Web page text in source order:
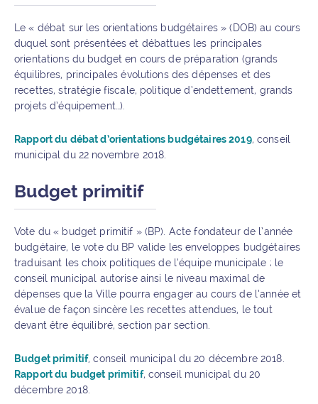
Le « débat sur les orientations budgétaires » (DOB) au cours
duquel sont présentées et débattues les principales
orientations du budget en cours de préparation (grands
équilibres, principales évolutions des dépenses et des
recettes, stratégie fiscale, politique d’endettement, grands
projets d’équipement…).
Rapport du débat d’orientations budgétaires 2019, conseil
municipal du 22 novembre 2018.
Budget primitif
Vote du « budget primitif » (BP). Acte fondateur de l’année
budgétaire, le vote du BP valide les enveloppes budgétaires
traduisant les choix politiques de l’équipe municipale ; le
conseil municipal autorise ainsi le niveau maximal de
dépenses que la Ville pourra engager au cours de l’année et
évalue de façon sincère les recettes attendues, le tout
devant être équilibré, section par section.
Budget primitif, conseil municipal du 20 décembre 2018.
Rapport du budget primitif, conseil municipal du 20
décembre 2018.